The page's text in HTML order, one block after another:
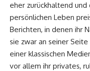
eher zurückhaltend und
persönlichen Leben
Berichten, in denen ihr
sie zwar an seiner
einer klassischen
vor allem ihr privates,